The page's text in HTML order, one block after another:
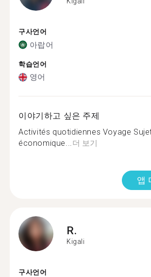
구사언어
아랍어
학습언어
영어
이야기하고 싶은 주제
Activités quotidiennes Voyage
économique...더 보기
앱
R.
Kigali
구사언어